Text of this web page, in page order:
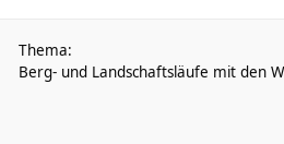
Thema:
Berg- und Landschaftsläufe mit den